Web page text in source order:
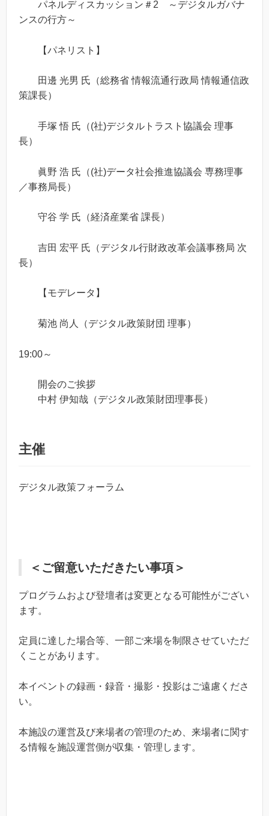
パネルディスカッション＃2 ～デジタルガバナ
ンスの行方～
【パネリスト】
田邊 光男 氏（総務省 情報流通行政局 情報通信政
策課長）
手塚 悟 氏（(社)デジタルトラスト協議会 理事
長）
眞野 浩 氏（(社)データ社会推進協議会 専務理事
／事務局長）
守谷 学 氏（経済産業省 課長）
吉田 宏平 氏（デジタル行財政改革会議事務局 次
長）
【モデレータ】
菊池 尚人（デジタル政策財団 理事）
19:00～
開会のご挨拶
中村 伊知哉（デジタル政策財団理事長）
主催
デジタル政策フォーラム
＜ご留意いただきたい事項＞
プログラムおよび登壇者は変更となる可能性がござい
ます。
定員に達した場合等、一部ご来場を制限させていただ
くことがあります。
本イベントの録画・録音・撮影・投影はご遠慮くださ
い。
本施設の運営及び来場者の管理のため、来場者に関す
る情報を施設運営側が収集・管理します。